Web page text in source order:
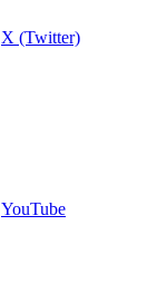
X (Twitter)
YouTube